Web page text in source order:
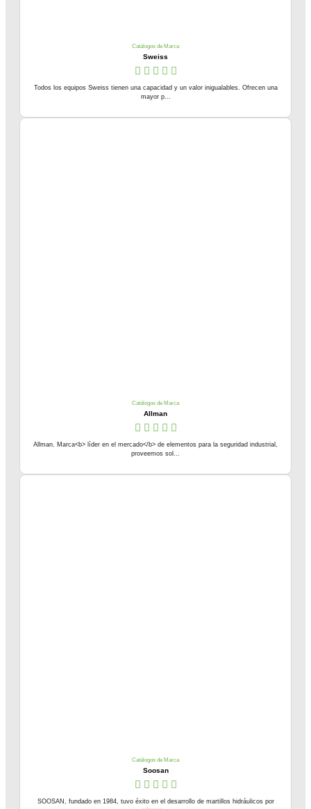
Catálogos de Marca
Sweiss
Todos los equipos Sweiss tienen una capacidad y un valor inigualables. Ofrecen una
mayor p...
Catálogos de Marca
Allman
Allman. Marca<b> líder en el mercado</b> de elementos para la seguridad industrial,
proveemos sol...
Catálogos de Marca
Soosan
SOOSAN, fundado en 1984, tuvo éxito en el desarrollo de martillos hidráulicos por